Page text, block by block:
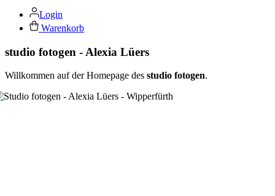
Login
Warenkorb
studio fotogen - Alexia Lüers
Willkommen auf der Homepage des studio fotogen.